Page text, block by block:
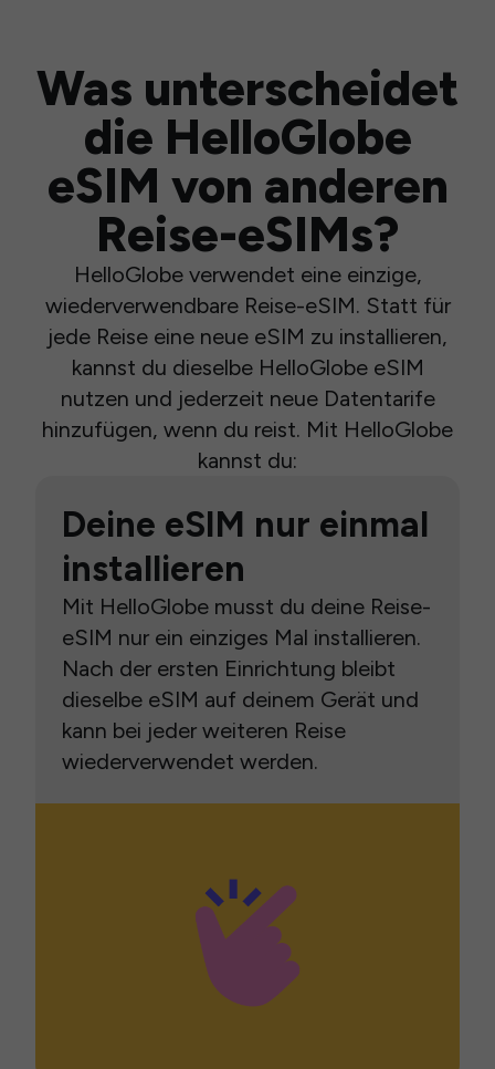
Was unterscheidet
die HelloGlobe
eSIM von anderen
Reise-eSIMs?
HelloGlobe verwendet eine einzige,
wiederverwendbare Reise-eSIM. Statt für
jede Reise eine neue eSIM zu installieren,
kannst du dieselbe HelloGlobe eSIM
nutzen und jederzeit neue Datentarife
hinzufügen, wenn du reist. Mit HelloGlobe
kannst du:
Deine eSIM nur einmal
installieren
Mit HelloGlobe musst du deine Reise-
eSIM nur ein einziges Mal installieren.
Nach der ersten Einrichtung bleibt
dieselbe eSIM auf deinem Gerät und
kann bei jeder weiteren Reise
wiederverwendet werden.